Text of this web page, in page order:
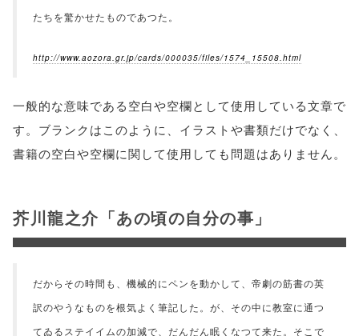
たちを驚かせたものであつた。
http://www.aozora.gr.jp/cards/000035/files/1574_15508.html
一般的な意味である空白や空欄として使用している文章で
す。ブランクはこのように、イラストや書類だけでなく、
書籍の空白や空欄に関して使用しても問題はありません。
芥川龍之介「あの頃の自分の事」
だからその時間も、機械的にペンを動かして、帝劇の筋書の英
訳のやうなものを根気よく筆記した。が、その中に教室に通つ
てゐるステイイムの加減で、だんだん眠くなつて来た。そこで